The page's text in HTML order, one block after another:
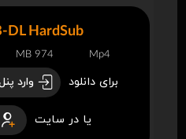
برای دانلود وارد
یا در سایت
DL HardSub
974 MB Mp4